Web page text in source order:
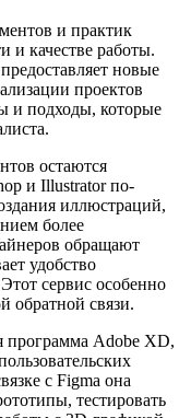
и практик
и качестве работы.
новые
проектов
и подходы, которые
остаются
и Illustrator по-
иллюстраций,
более
обращают
удобство
сервис особенно
обратной связи.
программа Adobe XD,
с Figma она
тестировать